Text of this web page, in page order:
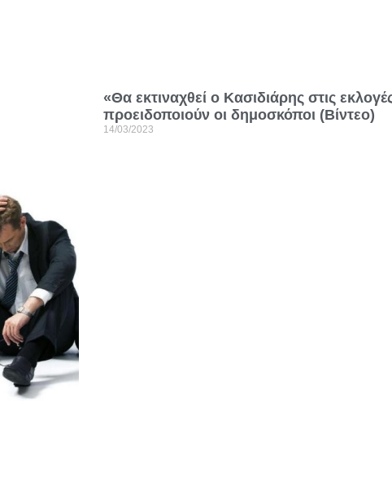
«Θα εκτιναχθεί ο Κασιδιάρης στις
προειδοποιούν οι δημοσκόποι (Βίντεο)
14/03/2023